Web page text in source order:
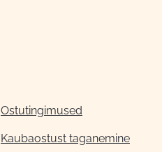
Ostutingimused
Kaubaostust taganemine